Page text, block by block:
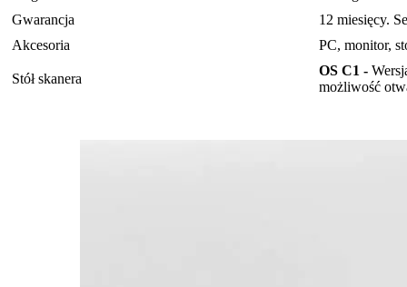
Gwarancja
12 miesięcy.
Akcesoria
PC, monitor,
Stół skanera
OS C1 -
możliwość